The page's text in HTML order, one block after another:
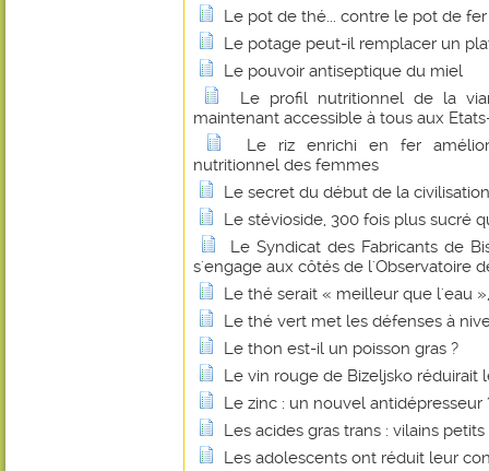
Le pot de thé... contre le pot de fer
Le potage peut-il remplacer un
Le pouvoir antiseptique du miel
Le profil nutritionnel de la
maintenant accessible à tous aux
Le riz enrichi en fer
nutritionnel des femmes
Le secret du début de la
Le stévioside, 300 fois plus sucré
Le Syndicat des Fabricants de
s'engage aux côtés de l'Observatoire
Le thé serait « meilleur que l'eau
Le thé vert met les défenses à
Le thon est-il un poisson gras ?
Le vin rouge de Bizeljsko réduirait
Le zinc : un nouvel antidépresseur
Les acides gras trans : vilains
Les adolescents ont réduit leur